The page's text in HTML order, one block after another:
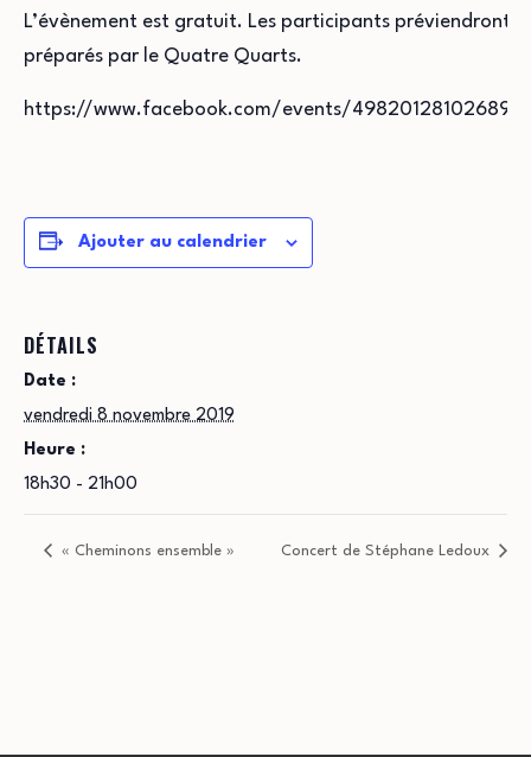
L’évènement est gratuit. Les participants préviendront
préparés par le Quatre Quarts.
https://www.facebook.com/events/
Ajouter au calendrier
DÉTAILS
Date :
vendredi 8 novembre 2019
Heure :
18h30 - 21h00
« Cheminons ensemble » Concert de Stéphane Ledoux